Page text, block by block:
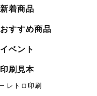
新着商品
おすすめ商品
イベント
印刷見本
レトロ印刷